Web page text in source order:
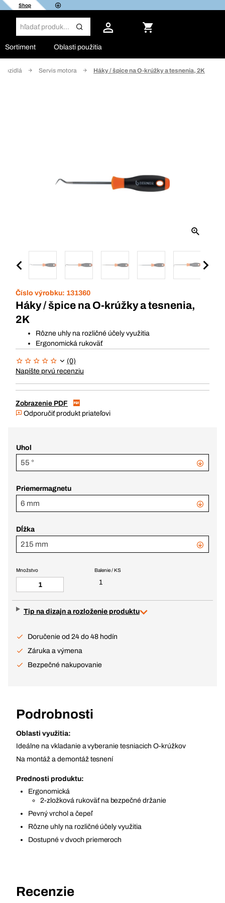
Shop
Sortiment Oblasti použitia
vozidlá Servis motora Háky / špice na O-krúžky a tesnenia, 2K
Číslo výrobku: 131360
Háky / špice na O-krúžky a tesnenia,
2K
Rôzne uhly na rozličné účely využitia
Ergonomická rukoväť
(0)
Napíšte prvú recenziu
Zobrazenie PDF
Odporučiť produkt priateľovi
Uhol
55 °
Priemermagnetu
6 mm
Dĺžka
215 mm
Balenie / KS
1
Množstvo
Tip na dizajn a rozloženie produktu
Doručenie od 24 do 48 hodín
Záruka a výmena
Bezpečné nakupovanie
Podrobnosti
Oblasti využitia:
Ideálne na vkladanie a vyberanie tesniacich O-krúžkov
Na montáž a demontáž tesnení
Prednosti produktu:
Ergonomická
2-zložková rukoväť na bezpečné držanie
Pevný vrchol a čepeľ
Rôzne uhly na rozličné účely využitia
Dostupné v dvoch priemeroch
Recenzie